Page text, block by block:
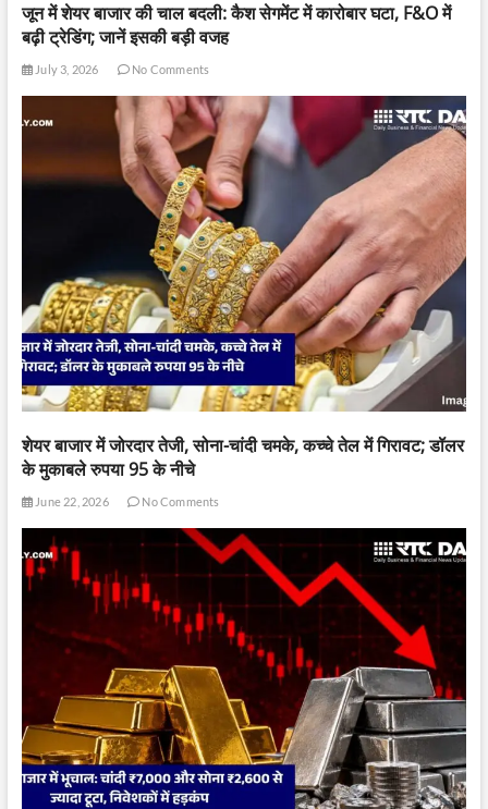
जून में शेयर बाजार की चाल बदली: कैश सेगमेंट में कारोबार घटा, F&O में
बढ़ी ट्रेडिंग; जानें इसकी बड़ी वजह
July 3, 2026 No Comments
शेयर बाजार में जोरदार तेजी, सोना-चांदी चमके, कच्चे तेल में गिरावट; डॉलर
के मुकाबले रुपया 95 के नीचे
June 22, 2026 No Comments